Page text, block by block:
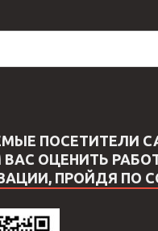
ПОСЕТИТЕЛИ
ВАС ОЦЕНИТЬ
ПРОЙДЯ ПО